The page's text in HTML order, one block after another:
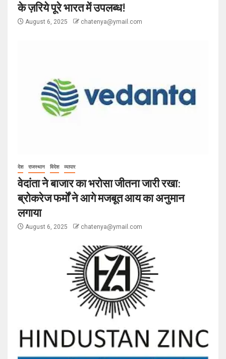
के ज़रिये पूरे भारत में उपलब्ध!
August 6, 2025 chatenya@ymail.com
देश राजस्थान विदेश व्यापार
वेदांता ने बाजार का भरोसा जीतना जारी रखा:
ब्रोकरेज फर्मों ने आगे मजबूत आय का अनुमान
लगाया
August 6, 2025 chatenya@ymail.com